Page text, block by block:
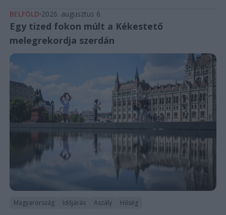
BELFÖLD 2026. augusztus 6.
Egy tized fokon múlt a Kékestető
melegrekordja szerdán
Magyarország Időjárás Aszály Hőség